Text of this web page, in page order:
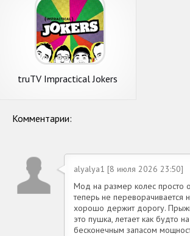
truTV Impractical Jokers
Комментарии:
alyalya1 [8 июля 2026 23:50]
Мод на размер колес просто
теперь не переворачивается
хорошо держит дорогу.
это пушка, летает как будто
бесконечным запасом